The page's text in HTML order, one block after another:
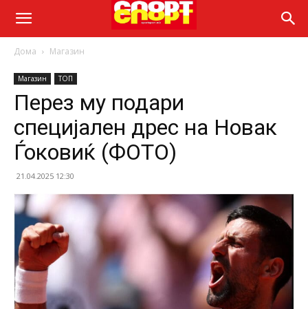
Дома Магазин
Магазин ТОП
Перез му подари
специјален дрес на Новак
Ѓоковиќ (ФОТО)
21.04.2025 12:30